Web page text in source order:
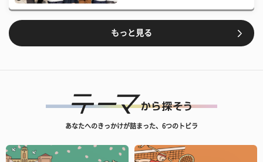
もっと見る
あなたへのきっかけが詰まった、6つのトビラ